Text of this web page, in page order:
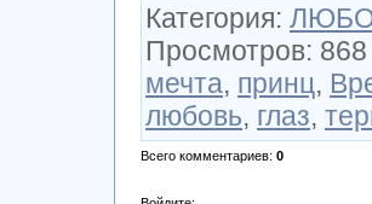
Категория:
Просмотров: 868
мечта, принц,
любовь, глаз,
Всего комментариев: 0